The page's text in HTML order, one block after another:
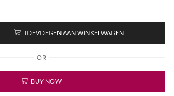
TOEVOEGEN AAN WINKELWAGEN
OR
BUY NOW